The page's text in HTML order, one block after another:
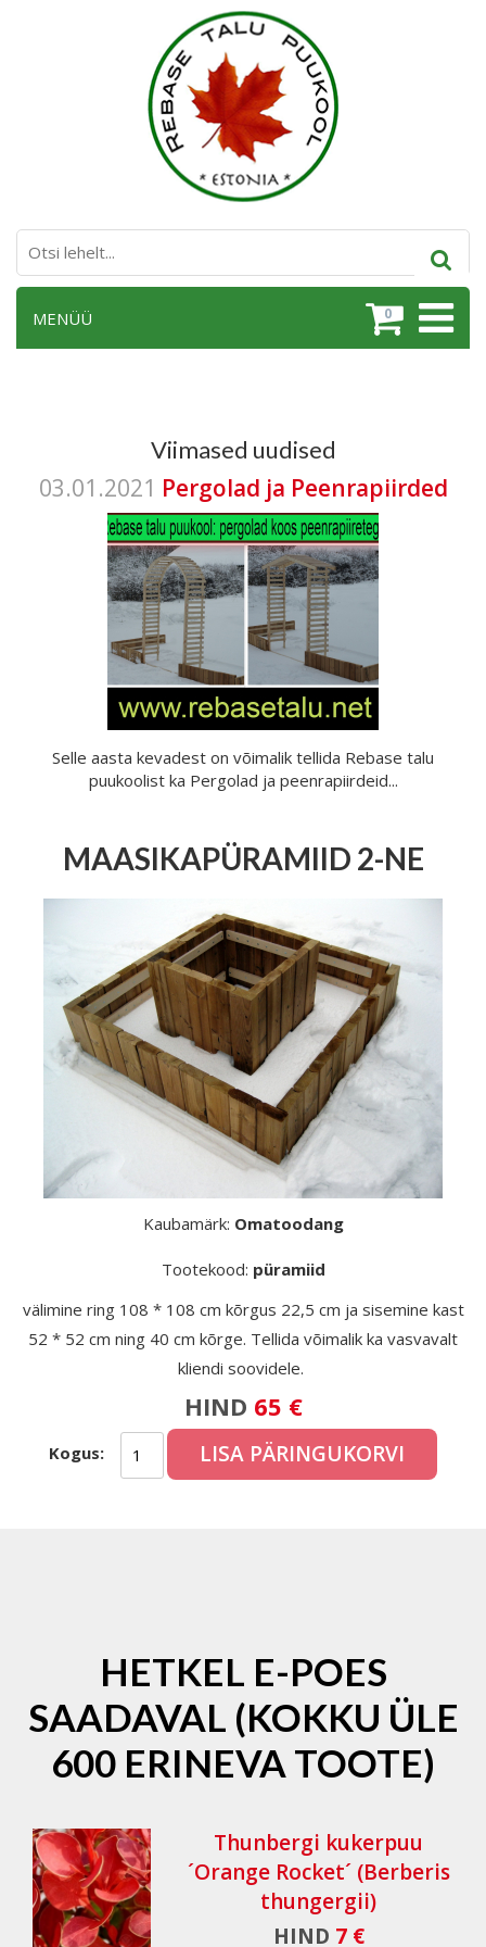
0
MENÜÜ
Viimased uudised
03.01.2021 Pergolad ja Peenrapiirded
Selle aasta kevadest on võimalik tellida Rebase talu
puukoolist ka Pergolad ja peenrapiirdeid...
MAASIKAPÜRAMIID 2-NE
Kaubamärk: Omatoodang
Tootekood: püramiid
välimine ring 108 * 108 cm kõrgus 22,5 cm ja sisemine kast
52 * 52 cm ning 40 cm kõrge. Tellida võimalik ka vasvavalt
kliendi soovidele.
HIND 65 €
Kogus: LISA PÄRINGUKORVI
HETKEL E-POES
SAADAVAL (KOKKU ÜLE
600 ERINEVA TOOTE)
Thunbergi kukerpuu
´Orange Rocket´ (Berberis
thungergii)
HIND 7 €